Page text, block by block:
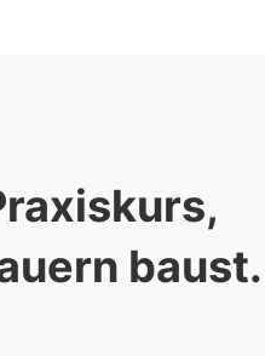
baust.